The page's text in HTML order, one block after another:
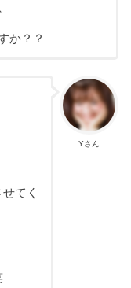
か？？
Yさん
てく